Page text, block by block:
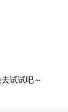
试试吧～